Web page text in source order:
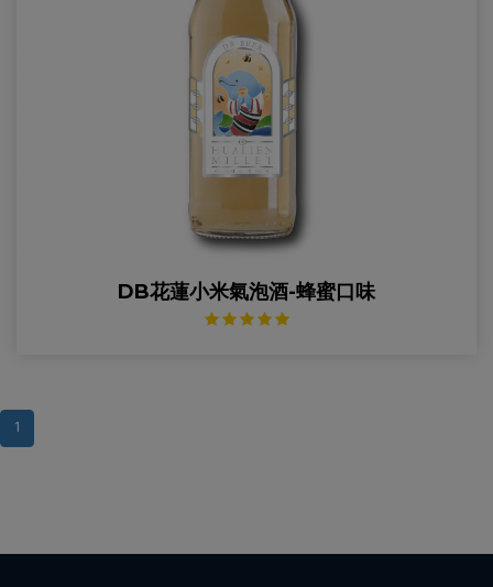
DB花蓮小米氣泡酒-蜂蜜口味
1